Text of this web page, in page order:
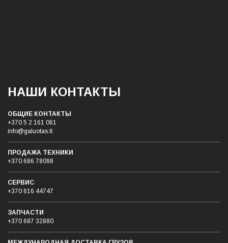
НАШИ КОНТАКТЫ
ОБЩИЕ КОНТАКТЫ
+370 5 2 161 061
info@galuotas.lt
ПРОДАЖА ТЕХНИКИ
+370 686 78098
СЕРВИС
+370 616 44747
ЗАПЧАСТИ
+370 687 32880